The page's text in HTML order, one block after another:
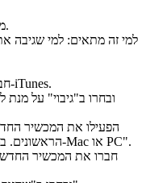
מטרה: גיבוי והעברת נתונים באמצעות מחשב.
למי זה מתאים: למי שגיבה
חברו את האייפון הישן למחשב ופתחו את ה-iTunes.
הפעילו את המכשיר
הראשונים. במסך "יישומים ונתונים" יש לבחור ב"שחזר מ-Mac או PC".
חברו את המכשיר